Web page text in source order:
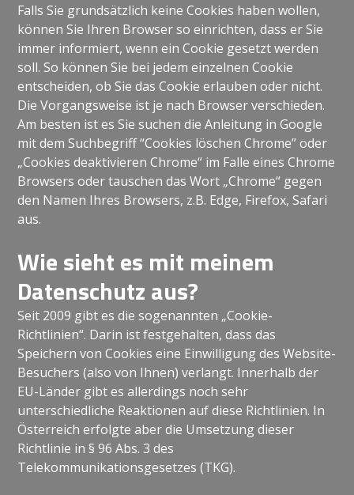
Falls Sie grundsätzlich keine Cookies haben wollen,
können Sie Ihren Browser so einrichten, dass er Sie
immer informiert, wenn ein Cookie gesetzt werden
soll. So können Sie bei jedem einzelnen Cookie
entscheiden, ob Sie das Cookie erlauben oder nicht.
Die Vorgangsweise ist je nach Browser verschieden.
Am besten ist es Sie suchen die Anleitung in Google
mit dem Suchbegriff “Cookies löschen Chrome” oder
„Cookies deaktivieren Chrome“ im Falle eines Chrome
Browsers oder tauschen das Wort „Chrome“ gegen
den Namen Ihres Browsers, z.B. Edge, Firefox, Safari
aus.
Wie sieht es mit meinem
Datenschutz aus?
Seit 2009 gibt es die sogenannten „Cookie-
Richtlinien“. Darin ist festgehalten, dass das
Speichern von Cookies eine Einwilligung des Website-
Besuchers (also von Ihnen) verlangt. Innerhalb der
EU-Länder gibt es allerdings noch sehr
unterschiedliche Reaktionen auf diese Richtlinien. In
Österreich erfolgte aber die Umsetzung dieser
Richtlinie in § 96 Abs. 3 des
Telekommunikationsgesetzes (TKG).